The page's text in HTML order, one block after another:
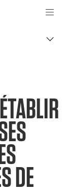
Logo, back to
DE